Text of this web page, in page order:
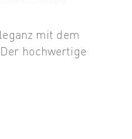
mit dem
hochwertige